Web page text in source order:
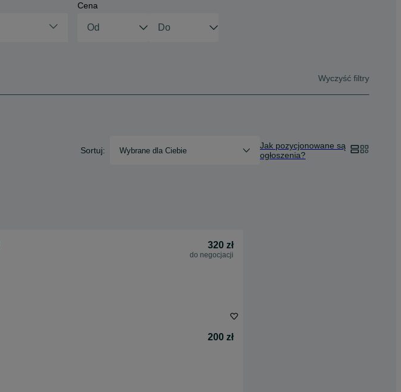
Cena
Wyczyść filtry
Sortuj: Wybrane dla Ciebie
Jak pozycjonowane są
ogłoszenia?
320 zł
do negocjacji
200 zł